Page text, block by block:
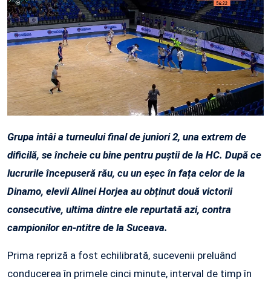
Grupa intâi a turneului final de juniori 2, una extrem de
dificilă, se încheie cu bine pentru puștii de la HC. După ce
lucrurile începuseră rău, cu un eșec în fața celor de la
Dinamo, elevii Alinei Horjea au obținut două victorii
consecutive, ultima dintre ele repurtată azi, contra
campionilor en-ntitre de la Suceava.
Prima repriză a fost echilibrată, sucevenii preluând
conducerea în primele cinci minute, interval de timp în